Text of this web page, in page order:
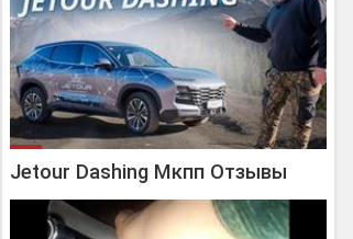
Jetour Dashing Мкпп Отзывы